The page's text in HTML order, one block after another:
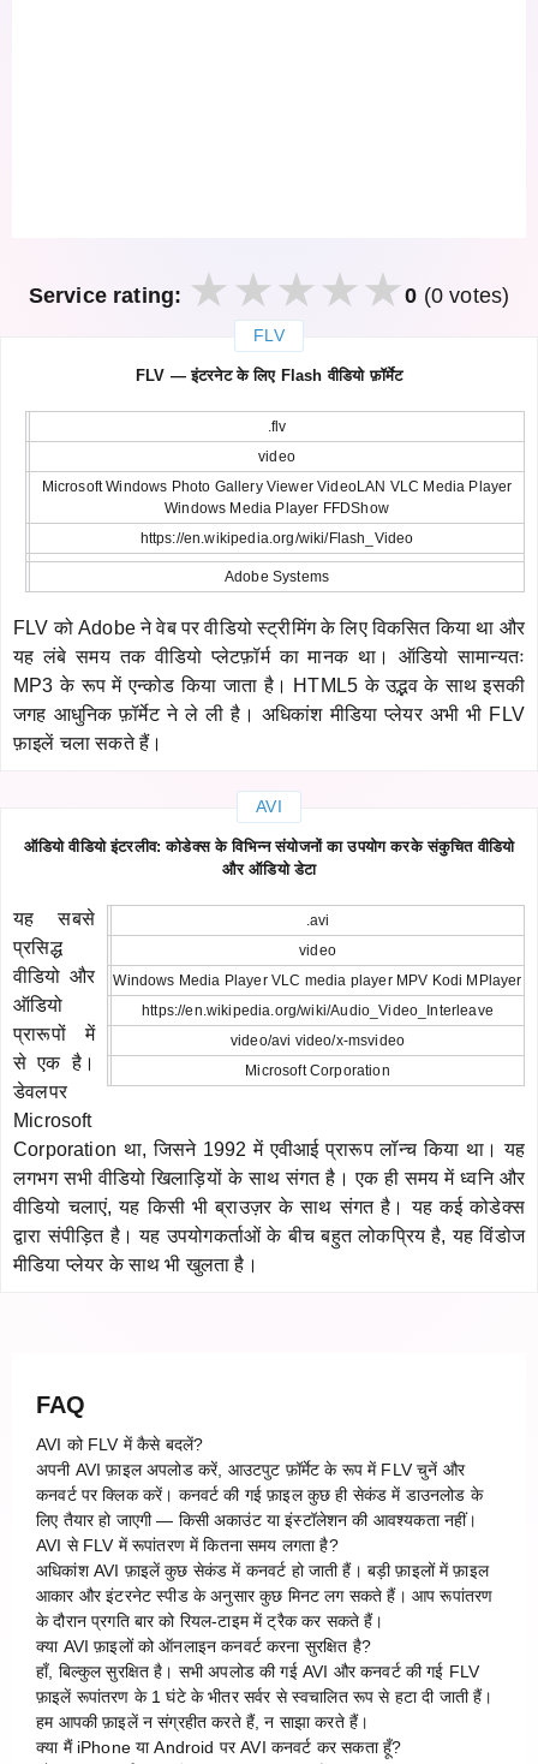
Service rating: 0 (0 votes)
FLV
FLV — इंटरनेट के लिए Flash वीडियो फ़ॉर्मेट
.flv
video
Microsoft Windows Photo Gallery Viewer VideoLAN VLC Media Player
Windows Media Player FFDShow
https://en.wikipedia.org/wiki/Flash_Video
Adobe Systems
FLV को Adobe ने वेब पर वीडियो स्ट्रीमिंग के लिए विकसित किया था और
यह लंबे समय तक वीडियो प्लेटफ़ॉर्म का मानक था। ऑडियो सामान्यतः
MP3 के रूप में एन्कोड किया जाता है। HTML5 के उद्भव के साथ इसकी
जगह आधुनिक फ़ॉर्मेट ने ले ली है। अधिकांश मीडिया प्लेयर अभी भी FLV
फ़ाइलें चला सकते हैं।
AVI
ऑडियो वीडियो इंटरलीव: कोडेक्स के विभिन्न संयोजनों का उपयोग करके संकुचित वीडियो
और ऑडियो डेटा
.avi
video
Windows Media Player VLC media player MPV Kodi MPlayer
https://en.wikipedia.org/wiki/Audio_Video_Interleave
video/avi video/x-msvideo
Microsoft Corporation
यह सबसे
प्रसिद्ध
वीडियो और
ऑडियो
प्रारूपों में
से एक है।
डेवलपर
Microsoft
Corporation था, जिसने 1992 में एवीआई प्रारूप लॉन्च किया था। यह
लगभग सभी वीडियो खिलाड़ियों के साथ संगत है। एक ही समय में ध्वनि और
वीडियो चलाएं, यह किसी भी ब्राउज़र के साथ संगत है। यह कई कोडेक्स
द्वारा संपीड़ित है। यह उपयोगकर्ताओं के बीच बहुत लोकप्रिय है, यह विंडोज
मीडिया प्लेयर के साथ भी खुलता है।
FAQ
AVI को FLV में कैसे बदलें?
अपनी AVI फ़ाइल अपलोड करें, आउटपुट फ़ॉर्मेट के रूप में FLV चुनें और
कनवर्ट पर क्लिक करें। कनवर्ट की गई फ़ाइल कुछ ही सेकंड में डाउनलोड के
लिए तैयार हो जाएगी — किसी अकाउंट या इंस्टॉलेशन की आवश्यकता नहीं।
AVI से FLV में रूपांतरण में कितना समय लगता है?
अधिकांश AVI फ़ाइलें कुछ सेकंड में कनवर्ट हो जाती हैं। बड़ी फ़ाइलों में फ़ाइल
आकार और इंटरनेट स्पीड के अनुसार कुछ मिनट लग सकते हैं। आप रूपांतरण
के दौरान प्रगति बार को रियल-टाइम में ट्रैक कर सकते हैं।
क्या AVI फ़ाइलों को ऑनलाइन कनवर्ट करना सुरक्षित है?
हाँ, बिल्कुल सुरक्षित है। सभी अपलोड की गई AVI और कनवर्ट की गई FLV
फ़ाइलें रूपांतरण के 1 घंटे के भीतर सर्वर से स्वचालित रूप से हटा दी जाती हैं।
हम आपकी फ़ाइलें न संग्रहीत करते हैं, न साझा करते हैं।
क्या मैं iPhone या Android पर AVI कनवर्ट कर सकता हूँ?